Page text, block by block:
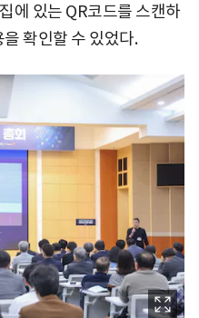
에 있는 QR코드를 스캔하
확인할 수 있었다.